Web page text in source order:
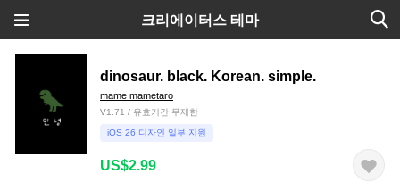
크리에이터스 테마
dinosaur. black. Korean. simple.
mame mametaro
V1.71 / 유효기간 무제한
iOS 26 디자인 일부 지원
US$2.99